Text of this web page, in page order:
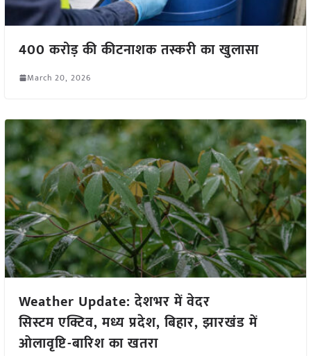
400 करोड़ की कीटनाशक तस्करी का खुलासा
March 20, 2026
Weather Update: देशभर में वेदर
सिस्टम एक्टिव, मध्य प्रदेश, बिहार, झारखंड में
ओलावृष्टि-बारिश का खतरा